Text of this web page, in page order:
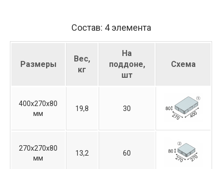
Состав: 4 элемента
Размеры
Вес,
кг
На
поддоне,
шт
Схема
400х270х80
мм
19,8 30
270х270х80
мм
13,2 60